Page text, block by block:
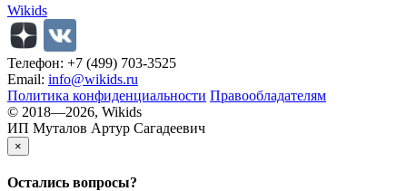
Wikids
Телефон: +7 (499) 703-3525
Email: info@wikids.ru
Политика конфиденциальности Правообладателям
© 2018—2026, Wikids
ИП Муталов Артур Сагадеевич
×
Остались вопросы?